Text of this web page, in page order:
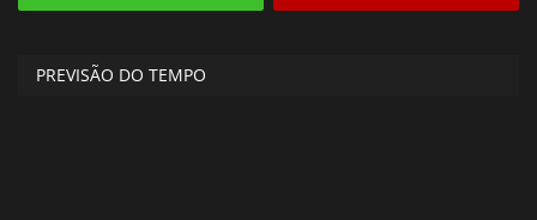
PREVISÃO DO TEMPO